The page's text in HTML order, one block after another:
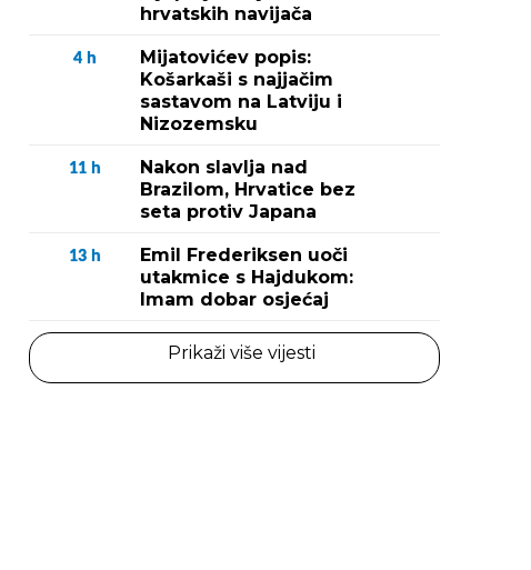
hrvatskih navijača
4 h
Mijatovićev popis:
Košarkaši s najjačim
sastavom na Latviju i
Nizozemsku
11 h
Nakon slavlja nad
Brazilom, Hrvatice bez
seta protiv Japana
13 h
Emil Frederiksen uoči
utakmice s Hajdukom:
Imam dobar osjećaj
Prikaži više vijesti